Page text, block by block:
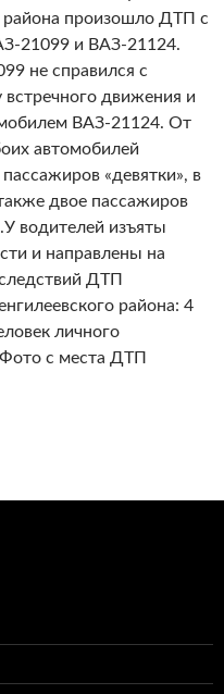
района произошло ДТП с
21099 и ВАЗ-21124.
не справился с
движения и
ВАЗ-21124. От
автомобилей
«девятки», в
двое пассажиров
водителей изъяты
и направлены на
ДТП
района: 4
личного
с места ДТП